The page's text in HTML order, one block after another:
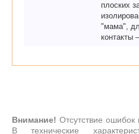
плоских
"мама",
контакты
Внимание! Отсутствие ошибок
В технические